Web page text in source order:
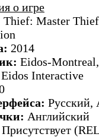
о игре
Thief: Master
2014
Eidos-
Eidos Interactive
Русский,
Английский
Присутствует